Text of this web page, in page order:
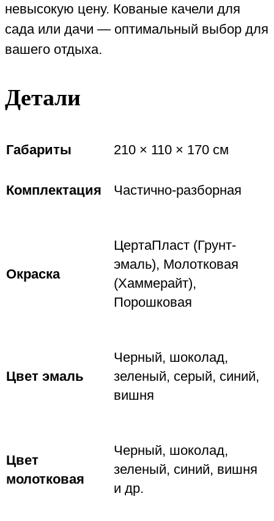
невысокую цену. Кованые качели для
сада или дачи — оптимальный выбор для
вашего отдыха.
Детали
Габариты 210 × 110 × 170 см
Комплектация Частично-разборная
Окраска
ЦертаПласт (Грунт-
эмаль), Молотковая
(Хаммерайт),
Порошковая
Цвет эмаль
Черный, шоколад,
зеленый, серый, синий,
вишня
Цвет
молотковая
Черный, шоколад,
зеленый, синий, вишня
и др.